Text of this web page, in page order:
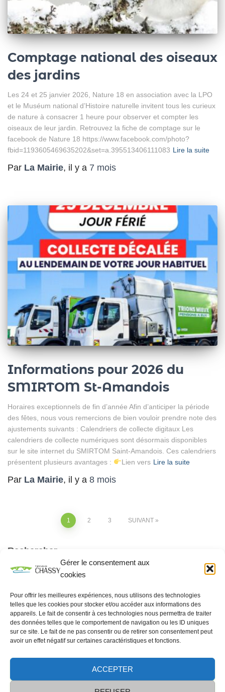
Gérer le consentement aux
cookies
Pour offrir les meilleures expériences, nous utilisons des technologies
telles que les cookies pour stocker et/ou accéder aux informations des
appareils. Le fait de consentir à ces technologies nous permettra de traiter
des données telles que le comportement de navigation ou les ID uniques
sur ce site. Le fait de ne pas consentir ou de retirer son consentement peut
avoir un effet négatif sur certaines caractéristiques et fonctions.
ACCEPTER
Comptage national des oiseaux
des jardins
Les 24 et 25 janvier 2026, Nature 18 en association avec la LPO
et le Muséum national d’Histoire naturelle invitent tous les curieux
de nature à consacrer 1 heure pour observer et compter les
oiseaux de leur jardin. Retrouvez la fiche de comptage sur le
facebook de Nature 18 https://www.facebook.com/photo?
fbid=1193605469635202&set=a.395513406111083 Lire la suite
Par La Mairie, il y a 7 mois
Informations pour 2026 du
SMIRTOM St-Amandois
Horaires exceptionnels de fin d’année Afin d’anticiper la période
des fêtes, nous vous remercions de bien vouloir prendre note des
ajustements suivants : Calendriers de collecte digitaux Les
calendriers de collecte numériques sont désormais disponibles
sur le site internet du SMIRTOM Saint-Amandois. Ces calendriers
présentent plusieurs avantages :
Lien vers Lire la suite
Par La Mairie, il y a 8 mois
1 2 3 SUIVANT
Rechercher
RECHERCHER
Données personnelles